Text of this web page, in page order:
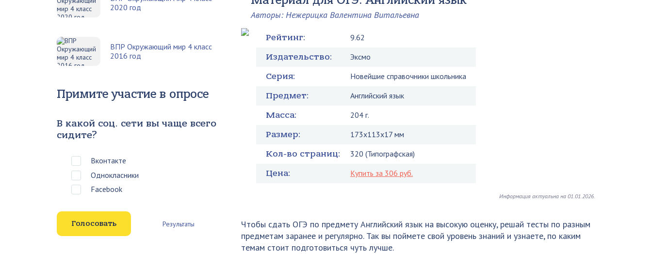
Авторы: Нежерицка Валентина Витальевна
Рейтинг: 9.62
Издательство: Эксмо
Серия: Новейшие справочники школьника
Предмет: Английский язык
Масса: 204 г.
Размер: 173x113x17 мм
Кол-во страниц: 320 (Типографская)
Цена: Купить за 306 руб.
Информация актуальна на 01.01.2026.
Чтобы сдать ОГЭ по предмету Английский язык на высокую оценку, решай тесты по разным
предметам заранее и регулярно. Так вы поймете свой уровень знаний и узнаете, по каким
темам стоит подготовиться чуть лучше.
2020 год
ВПР Окружающий мир 4 класс
2016 год
Примите участие в опросе
В какой соц. сети вы чаще всего
сидите?
Вконтакте
Однокласники
Facebook
Результаты